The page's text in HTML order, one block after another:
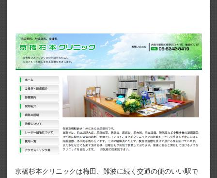
京橋杉本クリニックは梅田、難波に続く交通の便のいい駅で